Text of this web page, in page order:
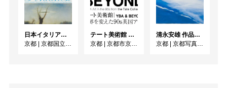
日本イタリア国交樹立160周年記念／フォンタネージ来日150周年記念 フォンタネージーイタリアの光・心の風景
京都
京都国立近代美術館
テート美術館 ― YBA & BEYOND 世界を変えた90s英国アート
京都
京都市京セラ美術館
清永安雄 作品展「Sea」
京都
京都写真美術館 ギャラリー・ジャパネスク